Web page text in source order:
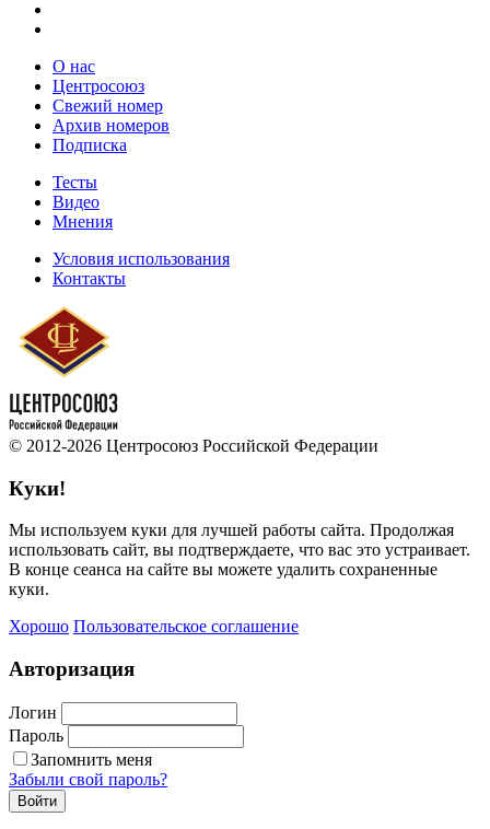
О нас
Центросоюз
Свежий номер
Архив номеров
Подписка
Тесты
Видео
Мнения
Условия использования
Контакты
© 2012-2026 Центросоюз Российской Федерации
Куки!
Мы используем куки для лучшей работы сайта. Продолжая
использовать сайт, вы подтверждаете, что вас это устраивает.
В конце сеанса на сайте вы можете удалить сохраненные
куки.
Хорошо Пользовательское соглашение
Авторизация
Логин
Пароль
Запомнить меня
Забыли свой пароль?
Войти